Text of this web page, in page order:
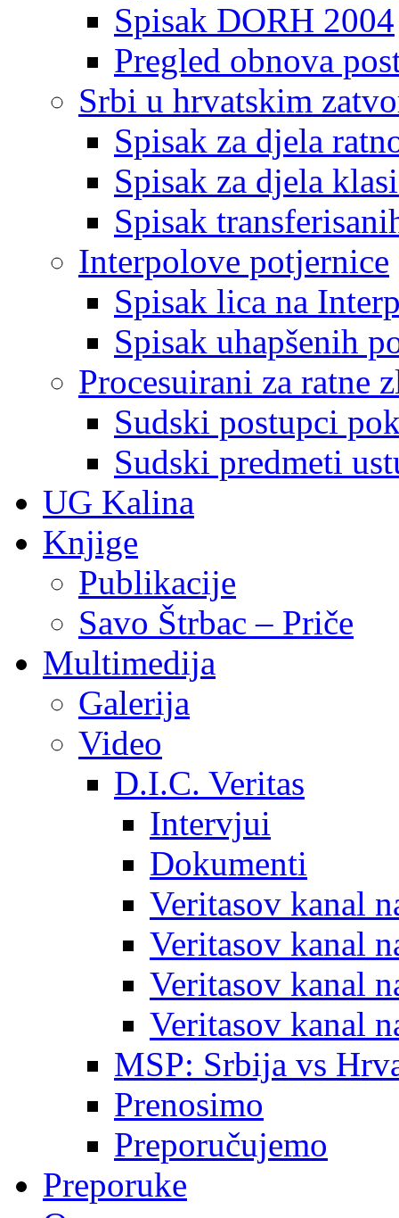
Spisak DORH 2004
Pregled obnova
Srbi u hrvatskim
Spisak za djela
Spisak za djela
Spisak
Interpolove potjernice
Spisak lica na
Spisak uhapšenih
Procesuirani za ratne
Sudski postupci
Sudski predmeti
UG Kalina
Knjige
Publikacije
Savo Štrbac – Priče
Multimedija
Galerija
Video
D.I.C. Veritas
Intervjui
Dokumenti
Veritasov kanal
Veritasov kanal
Veritasov kanal
Veritasov kanal
MSP: Srbija vs
Prenosimo
Preporučujemo
Preporuke